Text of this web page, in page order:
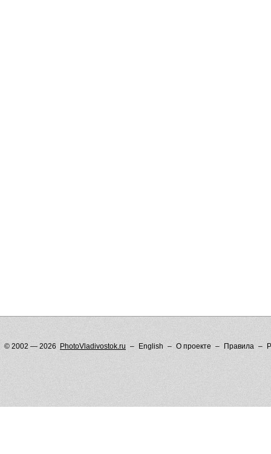
© 2002 — 2026 PhotoVladivostok.ru English О проекте Правила